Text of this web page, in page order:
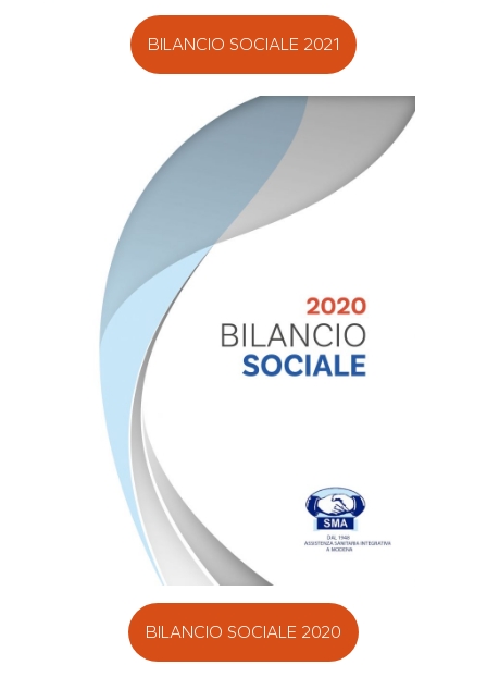
BILANCIO SOCIALE 2021
BILANCIO SOCIALE 2020